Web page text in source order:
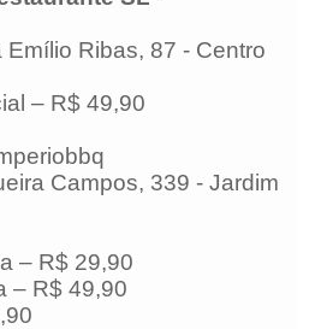
Ribas, 87 - Centro
– R$ 49,90
Campos, 339 - Jardim
– R$ 29,90
– R$ 49,90